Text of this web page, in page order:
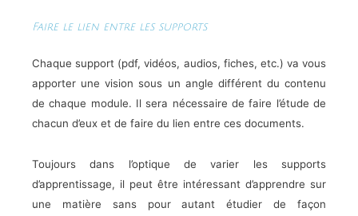
Faire le lien entre les supports
Chaque support (pdf, vidéos, audios, fiches, etc.) va vous
apporter une vision sous un angle différent du contenu
de chaque module. Il sera nécessaire de faire l’étude de
chacun d’eux et de faire du lien entre ces documents.
Toujours dans l’optique de varier les supports
d’apprentissage, il peut être intéressant d’apprendre sur
une matière sans pour autant étudier de façon